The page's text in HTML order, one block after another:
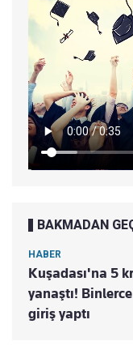
BAKMADAN
HABER
Kuşadası'na 5
yanaştı!
giriş yaptı